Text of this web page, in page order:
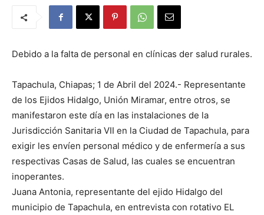
Debido a la falta de personal en clínicas der salud rurales.
Tapachula, Chiapas; 1 de Abril del 2024.- Representante
de los Ejidos Hidalgo, Unión Miramar, entre otros, se
manifestaron este día en las instalaciones de la
Jurisdicción Sanitaria VII en la Ciudad de Tapachula, para
exigir les envíen personal médico y de enfermería a sus
respectivas Casas de Salud, las cuales se encuentran
inoperantes.
Juana Antonia, representante del ejido Hidalgo del
municipio de Tapachula, en entrevista con rotativo EL